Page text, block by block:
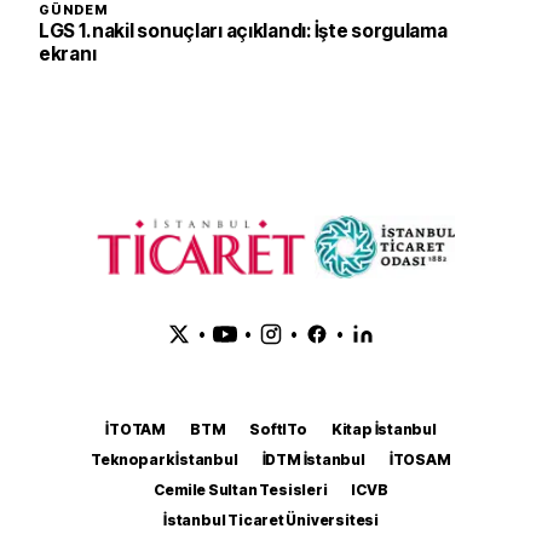
GÜNDEM
LGS 1. nakil sonuçları açıklandı: İşte sorgulama
ekranı
• • • •
İTOTAM BTM SoftITo
Kitap İstanbul
Teknopark İstanbul
İDTM İstanbul
İTOSAM
Cemile Sultan Tesisleri
ICVB
İstanbul Ticaret Üniversitesi